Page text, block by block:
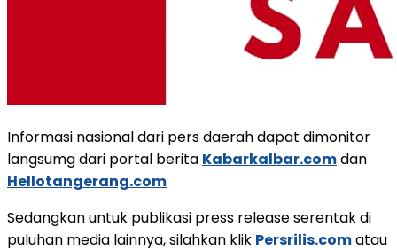
Informasi nasional dari pers daerah dapat dimonitor
langsumg dari portal berita Kabarkalbar.comdan
Hellotangerang.com
Sedangkan untuk publikasi press release serentak di
puluhan media lainnya, silahkan klik Persrilis.comatau